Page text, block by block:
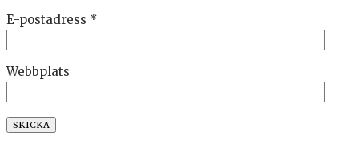
E-postadress *
Webbplats